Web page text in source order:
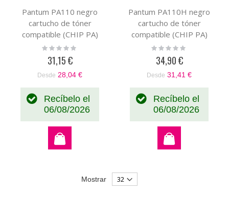
Pantum PA110 negro
cartucho de tóner
compatible (CHIP PA)
Rating:
31,15 €
Desde 28,04 €
Recíbelo el
06/08/2026
Pantum PA110H negro
cartucho de tóner
compatible (CHIP PA)
Rating:
34,90 €
Desde 31,41 €
Recíbelo el
06/08/2026
Mostrar